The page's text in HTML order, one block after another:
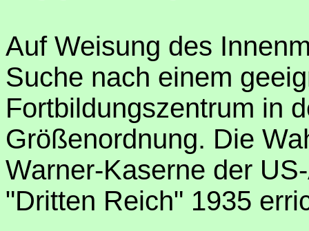
Auf Weisung des
Suche nach einem
Fortbildungszentrum in
Größenordnung. Die
Warner-Kaserne der
"Dritten Reich" 1935